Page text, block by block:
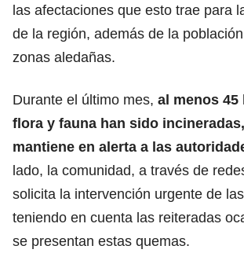
las afectaciones que esto trae para
de la región, además de la
zonas aledañas.
Durante el último mes, al menos 45
flora y fauna han sido
mantiene en alerta a las
lado, la comunidad, a través de
solicita la intervención urgente de
teniendo en cuenta las reiteradas
se presentan estas quemas.